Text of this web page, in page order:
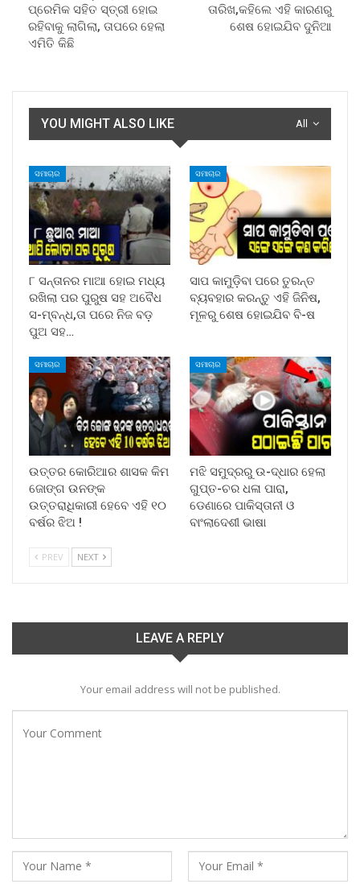
ପ୍ରେମିକ ସହିତ ସ୍ତ୍ରୀ ହୋଇ
ରହିବାକୁ ଲାଗିଲା, ତାପରେ ହେଲା
ଏମିତି କିଛି
ତାରିଖ,କହିଲେ ଏହି କାରଣରୁ
ଶେଷ ହୋଇଯିବ ଦୁନିଆ
All
YOU MIGHT ALSO LIKE
ସମାଚାର
୮ ସନ୍ତାନର ମାଆ ହୋଇ ମଧ୍ୟ
ରଖିଲା ପର ପୁରୁଷ ସହ ଅବୈଧ
ସ-ମ୍ବନ୍ଧ,ତା ପରେ ନିଜ ବଡ଼
ପୁଅ ସହ…
ସମାଚାର
ସାପ କାମୁଡ଼ିବା ପରେ ତୁରନ୍ତ
ବ୍ୟବହାର କରନ୍ତୁ ଏହି ଜିନିଷ,
ମୂଳରୁ ଶେଷ ହୋଇଯିବ ବି-ଷ
ସମାଚାର
ଉତ୍ତର କୋରିଆର ଶାସକ କିମ
ଜୋଙ୍ଗ ଉନଙ୍କ
ଉତ୍ତରାଧିକାରୀ ହେବେ ଏହି ୧୦
ବର୍ଷର ଝିଅ !
ସମାଚାର
ମଝି ସମୁଦ୍ରରୁ ଉ-ଦ୍ଧାର ହେଲା
ଗୁପ୍ତ-ଚର ଧଳା ପାରା,
ଡେଣାରେ ପାକିସ୍ତାନୀ ଓ
ବାଂଲାଦେଶୀ ଭାଷା
PREV NEXT
LEAVE A REPLY
Your email address will not be published.